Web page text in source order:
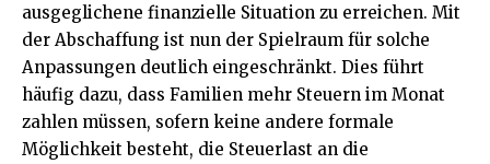
ausgeglichene finanzielle Situation zu erreichen. Mit
der Abschaffung ist nun der Spielraum für solche
Anpassungen deutlich eingeschränkt. Dies führt
häufig dazu, dass Familien mehr Steuern im Monat
zahlen müssen, sofern keine andere formale
Möglichkeit besteht, die Steuerlast an die